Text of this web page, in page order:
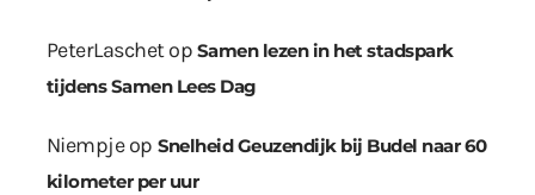
PeterLaschetop Samen lezen in het stadspark
tijdens Samen Lees Dag
Niempjeop Snelheid Geuzendijk bij Budel naar 60
kilometer per uur